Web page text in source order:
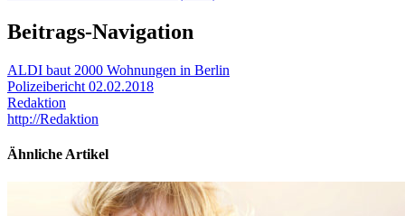
Beitrags-Navigation
ALDI baut 2000 Wohnungen in Berlin
Polizeibericht 02.02.2018
Redaktion
http://Redaktion
Ähnliche Artikel